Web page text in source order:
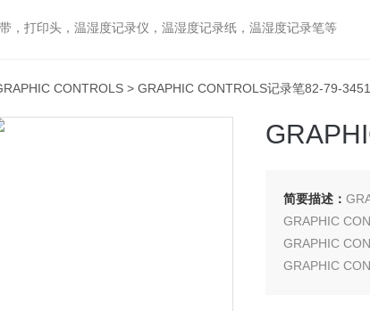
，打印头，温湿度记录仪，温湿度记录纸，温湿度记录笔等
CONTROLS > GRAPHIC CONTROLS记录笔82-79-
简要描述：
GRAPHIC
GRAPHIC
GRAPHIC